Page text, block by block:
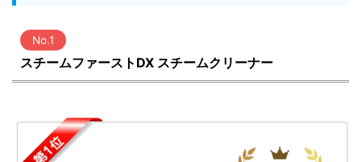
No.1
スチームファーストDX スチームクリーナー